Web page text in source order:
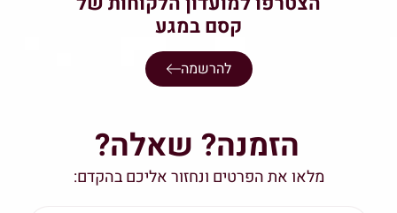
קסם במגע
להרשמה
הזמנה? שאלה?
מלאו את הפרטים ונחזור אליכם בהקדם: